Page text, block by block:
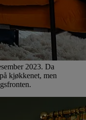
2023. Da
kjøkkenet, men